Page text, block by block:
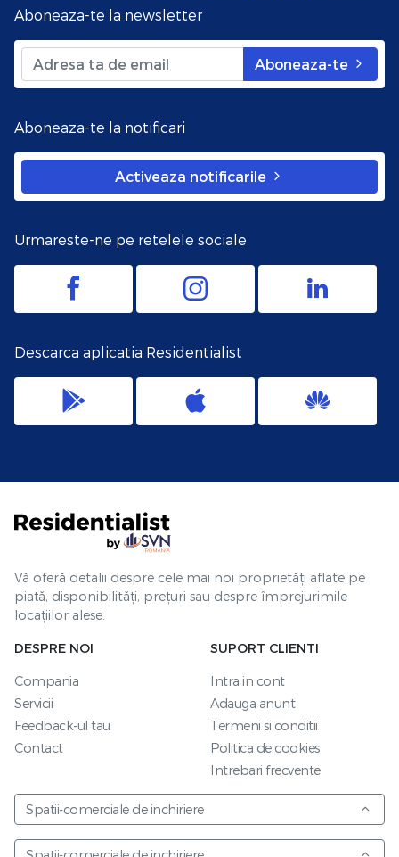
Aboneaza-te la newsletter
Aboneaza-te
Aboneaza-te la notificari
Activeaza notificarile
Urmareste-ne pe retelele sociale
Descarca aplicatia Residentialist
Vă oferă detalii despre cele mai noi proprietăți aflate pe
piață, disponibilități, prețuri sau despre împrejurimile
locațiilor alese.
DESPRE NOI
Compania
Servicii
Feedback-ul tau
Contact
SUPORT CLIENTI
Intra in cont
Adauga anunt
Termeni si conditii
Politica de cookies
Intrebari frecvente
Spatii-comerciale de inchiriere